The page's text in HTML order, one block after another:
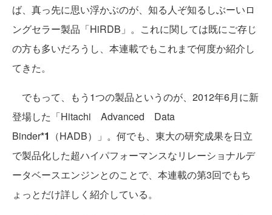
ば、真っ先に思い浮かぶのが、知る人ぞ知るしぶーいロ
ングセラー製品「HiRDB」。これに関しては既にご存じ
の方も多いだろうし、本連載でもこれまで何度か紹介し
てきた。
でもって、もう1つの製品というのが、2012年6月に新
登場した「Hitachi Advanced Data
Binder*1 （HADB）」。何でも、東大の研究成果を日立
で製品化した超ハイパフォーマンスなリレーショナルデ
ータベースエンジンとのことで、本連載の第3回でもち
ょっとだけ詳しく紹介している。